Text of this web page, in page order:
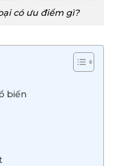
có ưu điểm gì?
biến